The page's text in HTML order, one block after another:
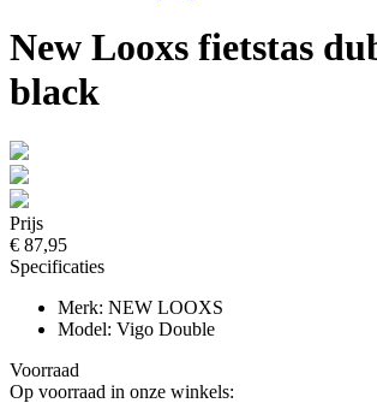
New Looxs fietstas
black
Prijs
€ 87,95
Specificaties
Merk: NEW LOOXS
Model: Vigo Double
Voorraad
Op voorraad in onze winkels: